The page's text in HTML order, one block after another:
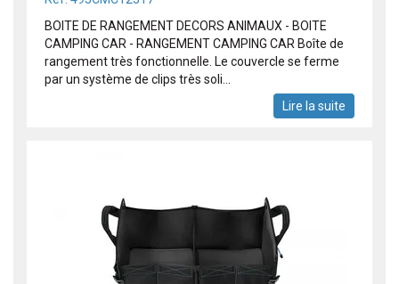
BOITE DE RANGEMENT DECORS ANIMAUX - BOITE
CAMPING CAR - RANGEMENT CAMPING CAR Boîte de
rangement très fonctionnelle. Le couvercle se ferme
par un système de clips très soli...
Lire la suite